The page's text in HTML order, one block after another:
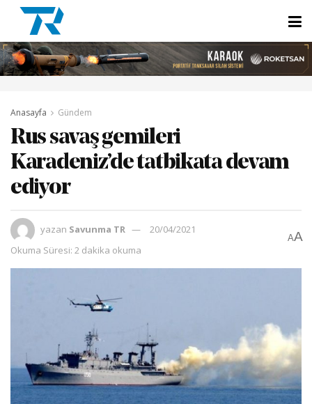
Anasayfa Gündem
Rus savaş gemileri
Karadeniz’de tatbikata devam
ediyor
yazan Savunma TR
20/04/2021
Okuma Süresi: 2 dakika okuma
AA